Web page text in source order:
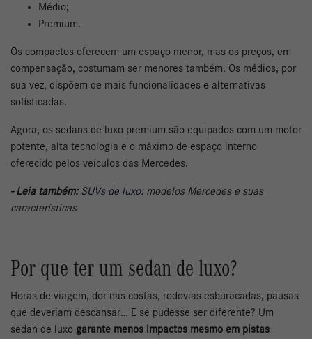
Médio;
Premium.
Os compactos oferecem um espaço menor, mas os preços, em
compensação, costumam ser menores também. Os médios, por
sua vez, dispõem de mais funcionalidades e alternativas
sofisticadas.
Agora, os sedans de luxo premium são equipados com um motor
potente, alta tecnologia e o máximo de espaço interno
oferecido pelos veículos das Mercedes.
- Leia também: SUVs de luxo: modelos Mercedes e suas
características
Por que ter um sedan de luxo?
Horas de viagem, dor nas costas, rodovias esburacadas, pausas
que deveriam descansar… E se pudesse ser diferente? Um
sedan de luxo garante menos impactos mesmo em pistas